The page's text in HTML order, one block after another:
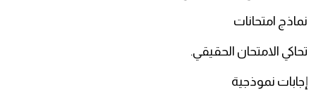
امتحانات
الامتحان الحقيقي.
نموذجية